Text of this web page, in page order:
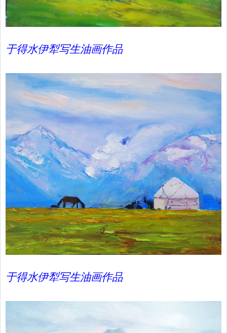
于得水伊犁写生油画作品
于得水伊犁写生油画作品